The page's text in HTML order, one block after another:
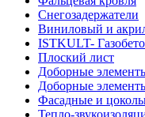
Снегозадержатели
Виниловый и
ISTKULT-
Плоский лист
Доборные
Доборные
Фасадные и
Тепло-